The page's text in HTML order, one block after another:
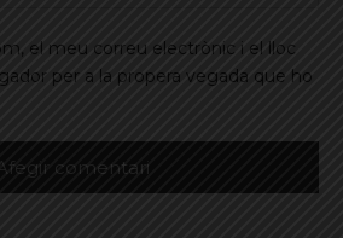
el meu correu electrònic i el lloc
per a la propera vegada que ho